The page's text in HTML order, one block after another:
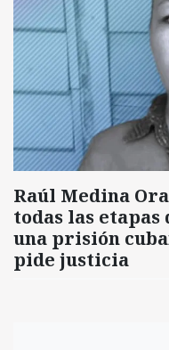
Raúl Medina
todas las etapas
una prisión
pide justicia